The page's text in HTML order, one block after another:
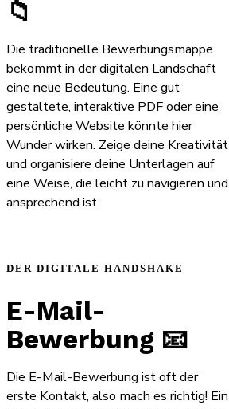
📁
Die traditionelle Bewerbungsmappe
bekommt in der digitalen Landschaft
eine neue Bedeutung. Eine gut
gestaltete, interaktive PDF oder eine
persönliche Website könnte hier
Wunder wirken. Zeige deine Kreativität
und organisiere deine Unterlagen auf
eine Weise, die leicht zu navigieren und
ansprechend ist.
DER DIGITALE HANDSHAKE
E-Mail-
Bewerbung 📧
Die E-Mail-Bewerbung ist oft der
erste Kontakt, also mach es richtig! Ein